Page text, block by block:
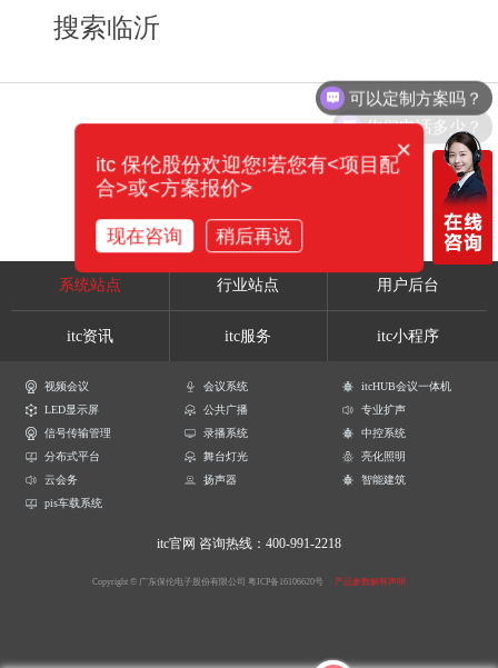
搜索临沂
系统站点 行业站点 用户后台
itc资讯 itc服务 itc小程序
视频会议 会议系统
itcHUB会议一体机
LED显示屏
公共广播
专业扩声
信号传输管理
录播系统
中控系统
分布式平台
舞台灯光
亮化照明
云会务
扬声器
智能建筑
pis车载系统
itc官网 咨询热线：400-991-2218
Copyright © 广东保伦电子股份有限公司 粤ICP备16106620号 产品参数解释声明
可以定制方案吗？
你们电话多少？
×
itc 保伦股份欢迎您!若您有<项目配
合>或<方案报价>
现在咨询 稍后再说